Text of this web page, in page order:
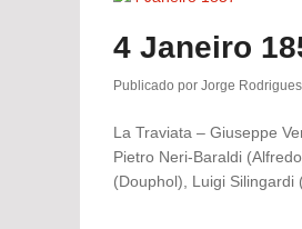
4 Janeiro
Publicado por Jorge Rodrigues
La Traviata – Giuseppe
Pietro Neri-Baraldi
(Douphol), Luigi Silingardi